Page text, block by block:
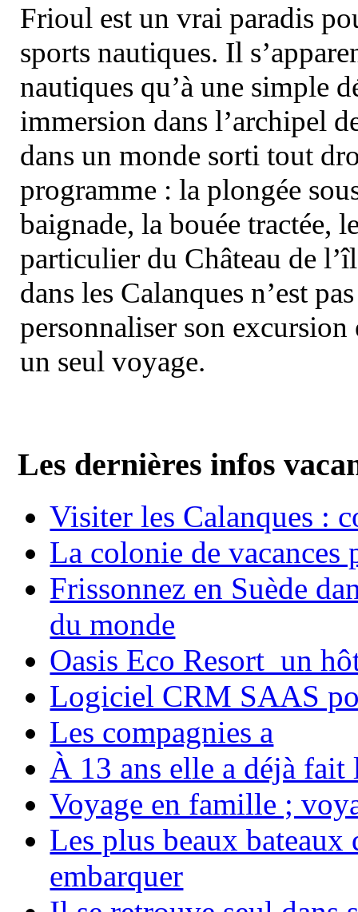
Frioul est un vrai paradis
sports nautiques. Il
nautiques qu’à une simple
immersion dans l’archipel
dans un monde sorti tout
programme : la plongée
baignade, la bouée tractée,
particulier du Château de
dans les Calanques n’est
personnaliser son
un seul voyage.
Les dernières infos
Visiter les Calanques :
La colonie de vacances
Frissonnez en Suède
du monde
Oasis Eco Resort un
Logiciel CRM SAAS
Les compagnies a
À 13 ans elle a déjà
Voyage en famille ;
Les plus beaux bateaux
embarquer